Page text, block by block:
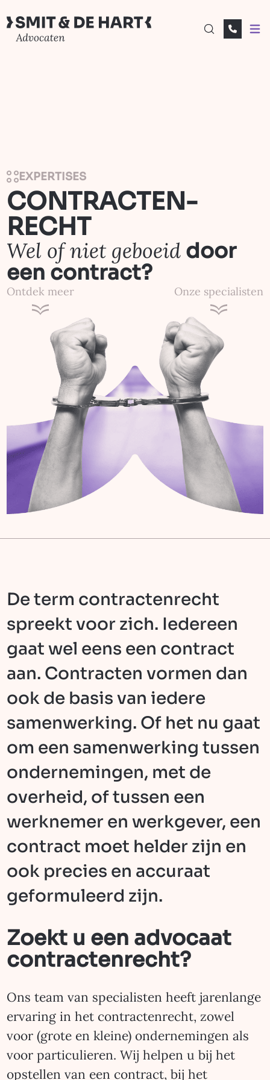
EXPERTISES
CONTRACTEN­­­­
RECHT
Wel of niet geboeid door
een contract?
Ontdek meer Onze specialisten
De term contractenrecht
spreekt voor zich. Iedereen
gaat wel eens een contract
aan. Contracten vormen dan
ook de basis van iedere
samenwerking. Of het nu gaat
om een samenwerking tussen
ondernemingen, met de
overheid, of tussen een
werknemer en werkgever, een
contract moet helder zijn en
ook precies en accuraat
geformuleerd zijn.
Zoekt u een advocaat
contractenrecht?
Ons team van specialisten heeft jarenlange
ervaring in het contractenrecht, zowel
voor (grote en kleine) ondernemingen als
voor particulieren. Wij helpen u bij het
opstellen van een contract, bij het